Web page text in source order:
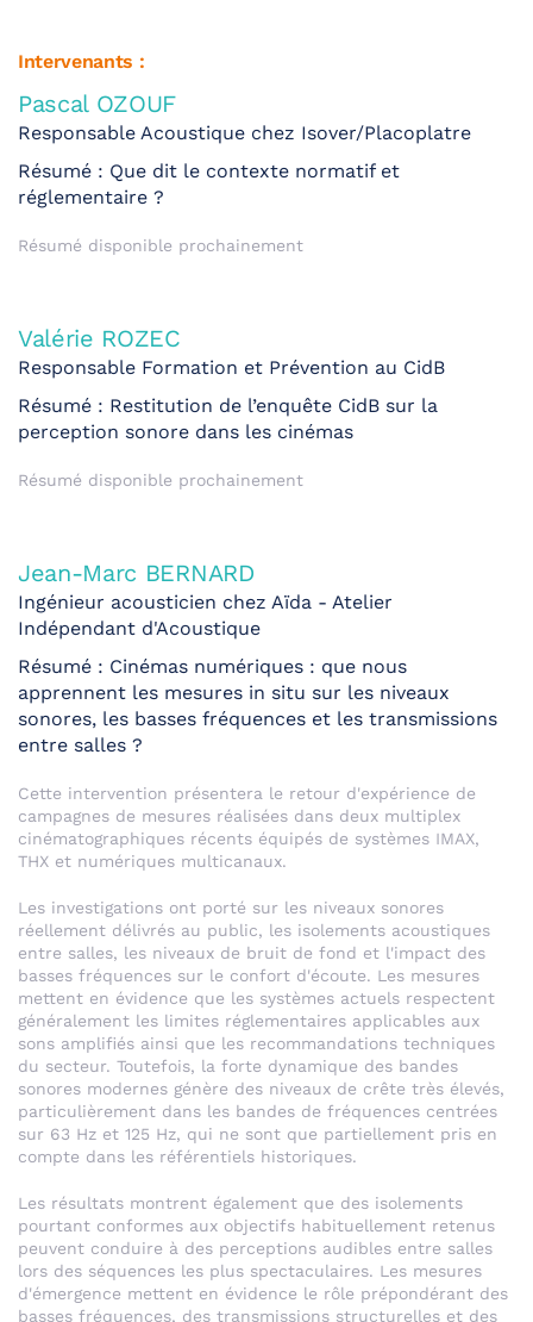
Intervenants :
Pascal OZOUF
Responsable Acoustique chez Isover/Placoplatre
Résumé : Que dit le contexte normatif et
réglementaire ?
Résumé disponible prochainement
Valérie ROZEC
Responsable Formation et Prévention au CidB
Résumé : Restitution de l’enquête CidB sur la
perception sonore dans les cinémas
Résumé disponible prochainement
Jean-Marc BERNARD
Ingénieur acousticien chez Aïda - Atelier
Indépendant d'Acoustique
Résumé : Cinémas numériques : que nous
apprennent les mesures in situ sur les niveaux
sonores, les basses fréquences et les transmissions
entre salles ?
Cette intervention présentera le retour d'expérience de
campagnes de mesures réalisées dans deux multiplex
cinématographiques récents équipés de systèmes IMAX,
THX et numériques multicanaux.
Les investigations ont porté sur les niveaux sonores
réellement délivrés au public, les isolements acoustiques
entre salles, les niveaux de bruit de fond et l'impact des
basses fréquences sur le confort d'écoute. Les mesures
mettent en évidence que les systèmes actuels respectent
généralement les limites réglementaires applicables aux
sons amplifiés ainsi que les recommandations techniques
du secteur. Toutefois, la forte dynamique des bandes
sonores modernes génère des niveaux de crête très élevés,
particulièrement dans les bandes de fréquences centrées
sur 63 Hz et 125 Hz, qui ne sont que partiellement pris en
compte dans les référentiels historiques.
Les résultats montrent également que des isolements
pourtant conformes aux objectifs habituellement retenus
peuvent conduire à des perceptions audibles entre salles
lors des séquences les plus spectaculaires. Les mesures
d'émergence mettent en évidence le rôle prépondérant des
basses fréquences, des transmissions structurelles et des